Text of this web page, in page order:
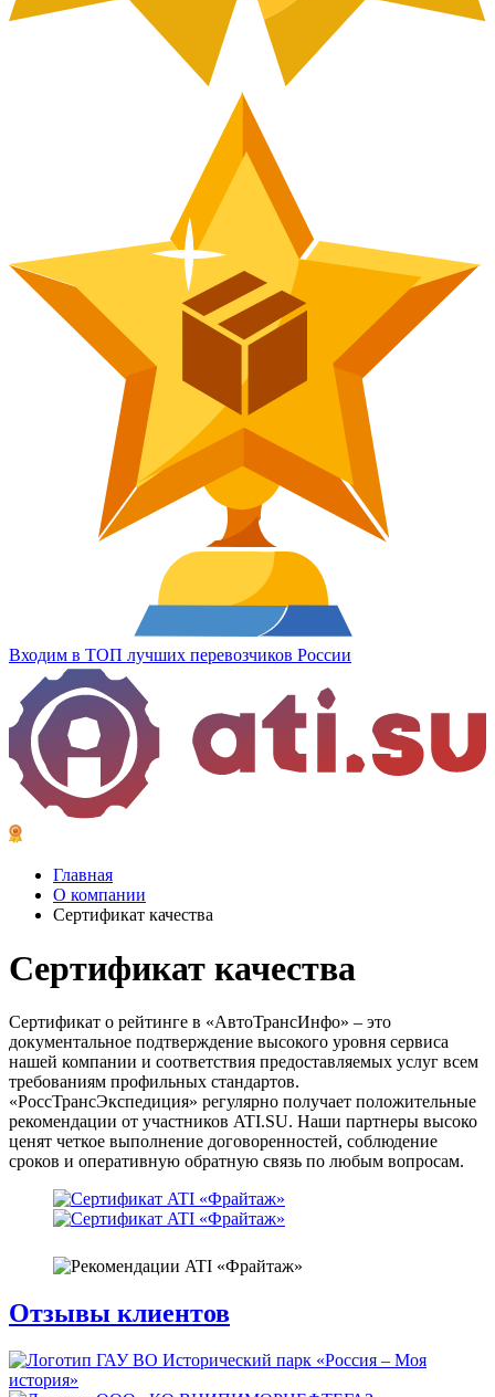
Входим в ТОП лучших перевозчиков России
Главная
О компании
Сертификат качества
Сертификат качества
Сертификат о рейтинге в «АвтоТрансИнфо» – это
документальное подтверждение высокого уровня сервиса
нашей компании и соответствия предоставляемых услуг всем
требованиям профильных стандартов.
«РоссТрансЭкспедиция» регулярно получает положительные
рекомендации от участников ATI.SU. Наши партнеры высоко
ценят четкое выполнение договоренностей, соблюдение
сроков и оперативную обратную связь по любым вопросам.
Отзывы клиентов